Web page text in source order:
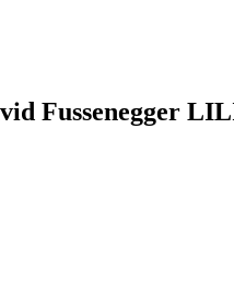
Fussenegger